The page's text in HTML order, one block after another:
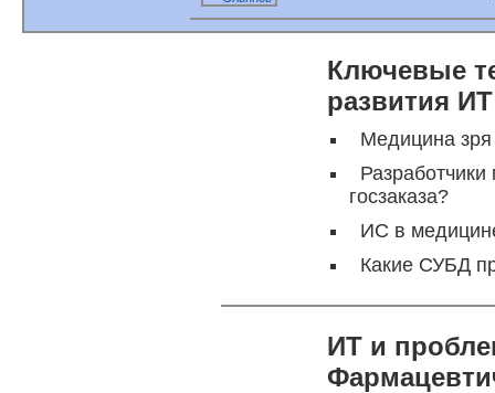
Ключевые
развития
Медицина
госзаказа?
ИС в
Какие СУБД
ИТ и